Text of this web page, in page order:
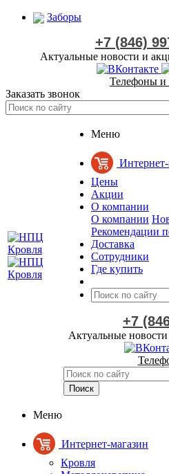
Заборы
+7 (846)
Актуальные новости и
Телефоны и
Заказать звонок
Меню
Цены
Акции
О компании
О компании
Рекомендации
Доставка
Сотрудники
Где купить
+7
Актуальные
Меню
Интернет-магазин
Кровля